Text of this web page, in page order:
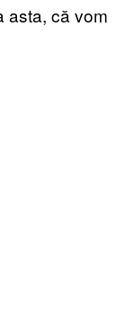
asta, că vom